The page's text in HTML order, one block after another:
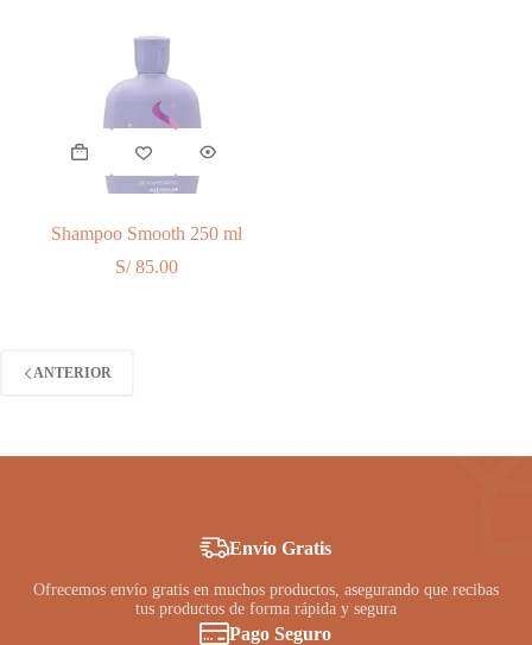
Shampoo Smooth 250 ml
S/85.00
ANTERIOR
Envío Gratis
Ofrecemos envío gratis en muchos productos, asegurando que recibas
tus productos de forma rápida y segura
Pago Seguro